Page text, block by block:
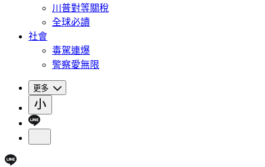
川普對等關稅
全球必讀
社會
毒駕連爆
警察愛無限
更多